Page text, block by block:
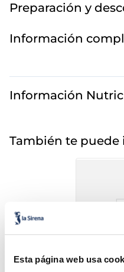
Esta página web usa
Preparación y
Información
Información
También te puede